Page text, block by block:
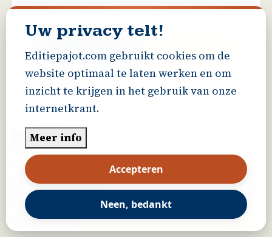
Dilbeek
31/03/2026 - 19:50
Snelweg E40 open voor verkeer: twee ingrepen
succesvol uitgevoerd
Meer lezen
Uw privacy telt!
Editiepajot.com gebruikt cookies om de
website optimaal te laten werken en om
inzicht te krijgen in het gebruik van onze
internetkrant.
Meer info
Accepteren
Neen, bedankt